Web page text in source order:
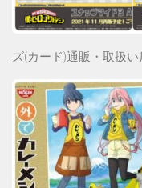
ズ(カード)通販・取扱い